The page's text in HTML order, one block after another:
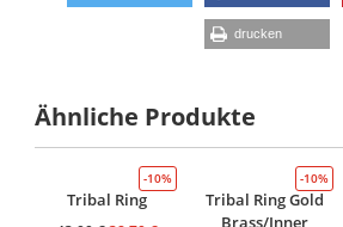
drucken
Ähnliche Produkte
-10%
Tribal Ring
-10%
Tribal Ring Gold
Brass/Inner